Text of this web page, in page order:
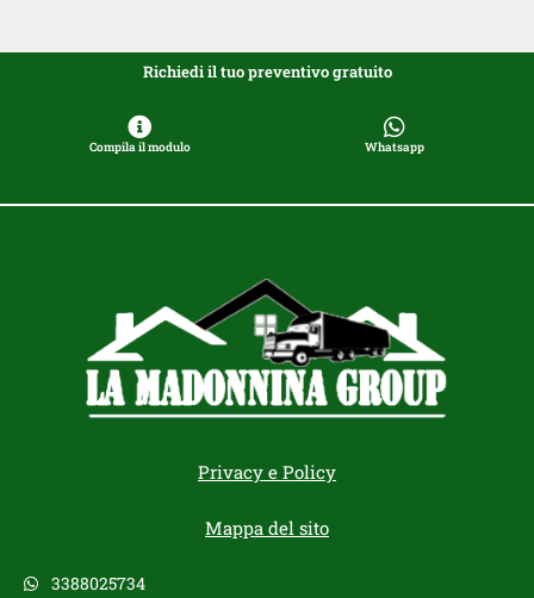
Richiedi il tuo preventivo gratuito
Compila il modulo Whatsapp
Privacy e Policy
Mappa del sito
3388025734